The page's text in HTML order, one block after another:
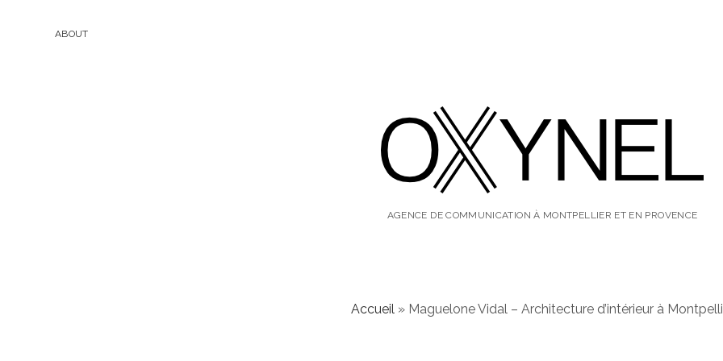
ABOUT
oxynel,
le
blog
AGENCE DE COMMUNICATION À MONTPELLIER ET EN PROVENCE
Accueil» Maguelone Vidal – Architecture d’intérieur à